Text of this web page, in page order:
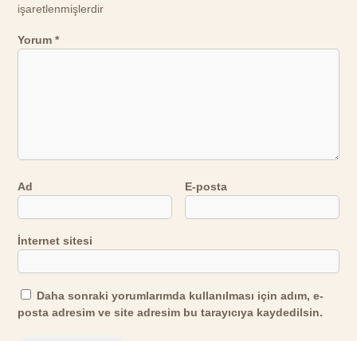
işaretlenmişlerdir
Yorum*
Ad E-posta
İnternet sitesi
Daha sonraki yorumlarımda kullanılması için adım, e-
posta adresim ve site adresim bu tarayıcıya kaydedilsin.